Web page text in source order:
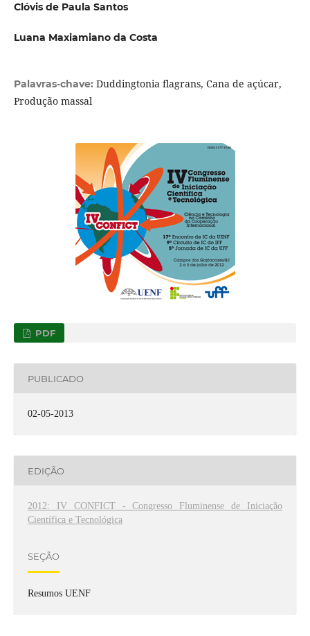
Clóvis de Paula Santos
Luana Maxiamiano da Costa
Palavras-chave: Duddingtonia flagrans, Cana de açúcar,
Produção massal
PDF
PUBLICADO
02-05-2013
EDIÇÃO
2012: IV CONFICT - Congresso Fluminense de Iniciação
Científica e Tecnológica
SEÇÃO
Resumos UENF